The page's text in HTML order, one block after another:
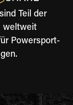
Teil der
weltweit
Powersport-